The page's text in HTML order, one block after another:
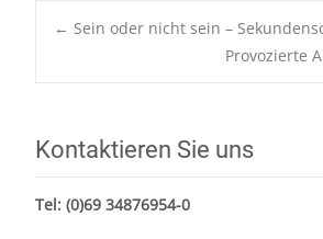
Post
← Sein oder nicht sein –
Provozierte
Kontaktieren Sie uns
Tel: (0)69 34876954-0